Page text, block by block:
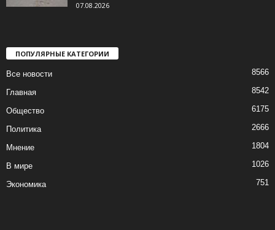
07.08.2026
ПОПУЛЯРНЫЕ КАТЕГОРИИ
Все новости 8566
Главная 8542
Общество 6175
Политика 2666
Мнение 1804
В мире 1026
Экономика 751